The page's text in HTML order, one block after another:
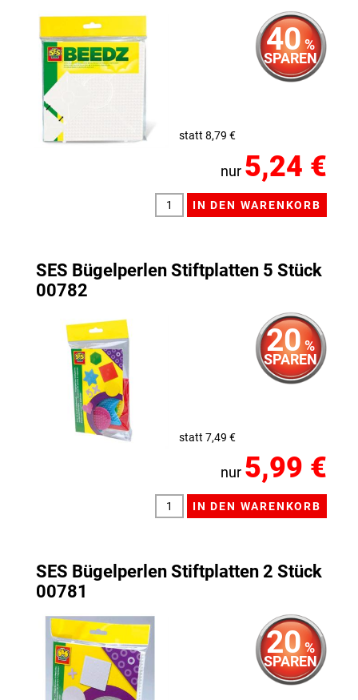
40 %
SPAREN
statt 8,79 €
nur 5,24 €
SES Bügelperlen Stiftplatten 5 Stück
00782
20 %
SPAREN
statt 7,49 €
nur 5,99 €
SES Bügelperlen Stiftplatten 2 Stück
00781
20 %
SPAREN